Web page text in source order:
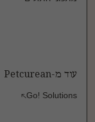
עוד מ-Petcurean
Go! Solutions